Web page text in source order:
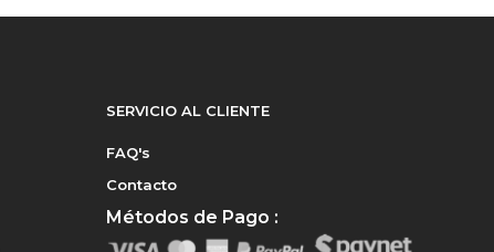
SERVICIO AL CLIENTE
FAQ's
Contacto
Métodos de Pago :